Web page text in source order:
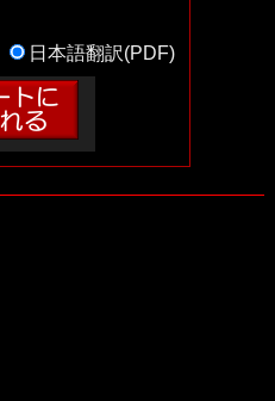
日本語翻訳(PDF)